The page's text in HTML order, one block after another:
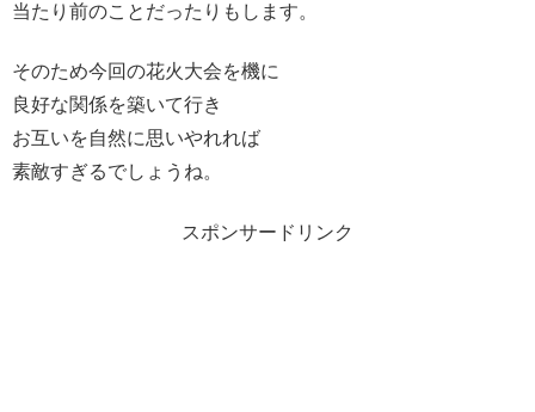
当たり前のことだったりもします。
そのため今回の花火大会を機に
良好な関係を築いて行き
お互いを自然に思いやれれば
素敵すぎるでしょうね。
スポンサードリンク